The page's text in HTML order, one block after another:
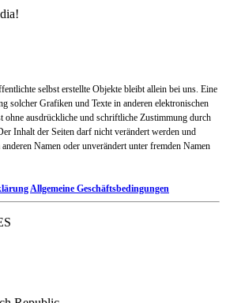
selbst erstellte Objekte bleibt allein bei uns. Eine
solcher Grafiken und Texte in anderen elektronischen
ohne ausdrückliche und schriftliche Zustimmung durch
Inhalt der Seiten darf nicht verändert werden und
Namen oder unverändert unter fremden Namen
Allgemeine Geschäftsbedingungen